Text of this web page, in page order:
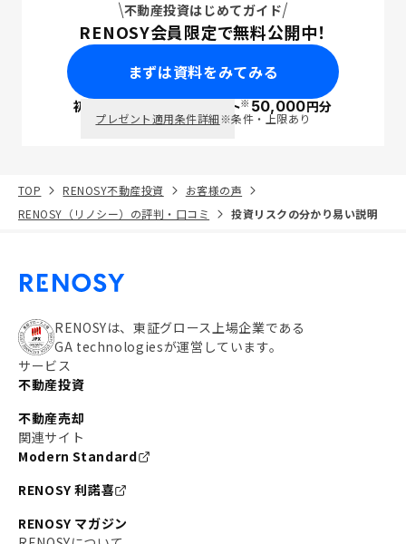
不動産投資はじめてガイド
RENOSY会員限定で無料公開中！
まずは資料をみてみる
初回面談で ポイント※50,000円分
プレゼント適用条件詳細※条件・上限あり
TOP RENOSY不動産投資
お客様の声
RENOSY（リノシー）の評判・口コミ
投資リスクの分かり易い説明
RENOSYは、東証グロース上場企業である
GA technologiesが運営しています。
サービス
不動産投資
不動産売却
関連サイト
Modern Standard
RENOSY 利諾喜
RENOSY マガジン